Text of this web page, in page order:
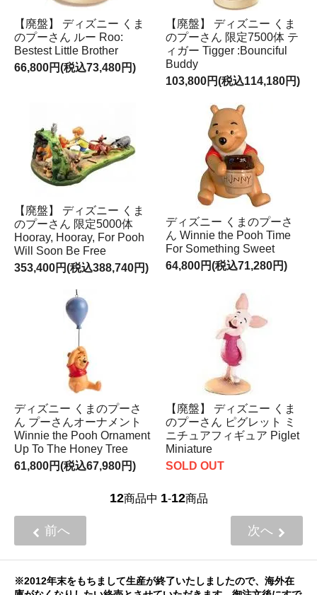
【廃盤】 ディズニー くま
のプーさん ルー Roo:
Bestest Little Brother
66,800円(税込73,480円)
【廃盤】 ディズニー くま
のプーさん 限定7500体 テ
ィガー Tigger :Bounciful
Buddy
103,800円(税込114,180円)
【廃盤】 ディズニー くま
のプーさん 限定5000体
Hooray, Hooray, For Pooh
Will Soon Be Free
353,400円(税込388,740円)
ディズニー くまのプーさ
ん Winnie the Pooh Time
For Something Sweet
64,800円(税込71,280円)
ディズニー くまのプーさ
ん プーさんオーナメント
Winnie the Pooh Ornament
Up To The Honey Tree
61,800円(税込67,980円)
【廃盤】 ディズニー くま
のプーさん ピグレット ミ
ニチュアフィギュア Piglet
Miniature
SOLD OUT
12商品中 1-12商品
前へ 次へ
※2012年末をもちまして生産が終了いたしましたので、海外在